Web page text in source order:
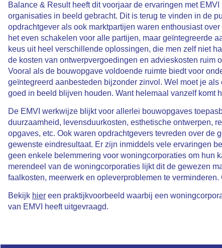
Balance & Result heeft dit voorjaar de ervaringen met
organisaties in beeld gebracht. Dit is terug te vinden in de
opdrachtgever als ook marktpartijen waren enthousiast
het even schakelen voor alle partijen, maar geïntegreerde
keus uit heel verschillende oplossingen, die men zelf niet
de kosten van ontwerpvergoedingen en advieskosten ruim
Vooral als de bouwopgave voldoende ruimte biedt voor
geïntegreerd aanbesteden bijzonder zinvol. Wel moet je
goed in beeld blijven houden. Want helemaal vanzelf komt
De EMVI werkwijze blijkt voor allerlei bouwopgaves
duurzaamheid, levensduurkosten, esthetische ontwerpen,
opgaves, etc. Ook waren opdrachtgevers tevreden over de
gewenste eindresultaat. Er zijn inmiddels vele ervaringen
geen enkele belemmering voor woningcorporaties om hun
merendeel van de woningcorporaties lijkt dit de gewezen
faalkosten, meerwerk en opleverproblemen te verminderen.
Bekijk hiereen praktijkvoorbeeld waarbij een
van EMVI heeft uitgevraagd.